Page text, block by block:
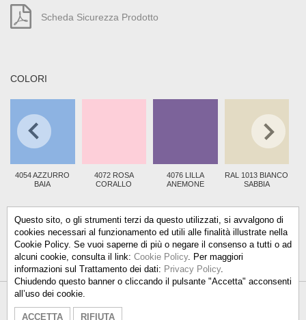
Scheda Sicurezza Prodotto
COLORI
4054 AZZURRO
BAIA
4072 ROSA
CORALLO
4076 LILLA
ANEMONE
RAL 1013 BIANCO
SABBIA
Talken Color S.r.l.
Questo sito, o gli strumenti terzi da questo utilizzati, si avvalgono di
cookies necessari al funzionamento ed utili alle finalità illustrate nella
Cookie Policy. Se vuoi saperne di più o negare il consenso a tutti o ad
alcuni cookie, consulta il link: Cookie Policy. Per maggiori
informazioni sul Trattamento dei dati: Privacy Policy.
Chiudendo questo banner o cliccando il pulsante "Accetta" acconsenti
all’uso dei cookie.
ACCETTA RIFIUTA